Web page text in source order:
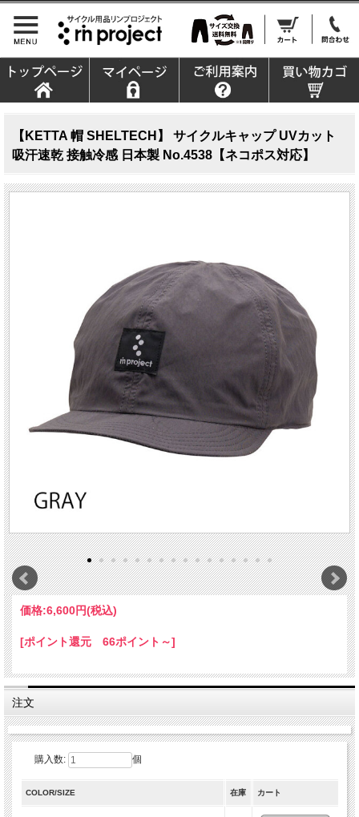
【KETTA 帽 SHELTECH】 サイクルキャップ UVカット
吸汗速乾 接触冷感 日本製 No.4538【ネコポス対応】
価格:6,600円(税込)
[ポイント還元 66ポイント～]
注文
購入数: 個
COLOR/SIZE 在庫 カート